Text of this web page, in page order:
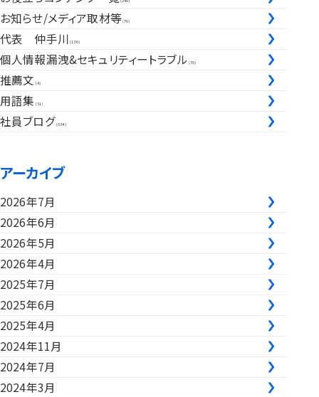
お知らせ/メディア取材等(70)
代表 仲手川 (136)
個人情報漏洩&セキュリティートラブル (35)
推薦文 (4)
用語集 (51)
社員ブログ(534)
アーカイブ
2026年7月
2026年6月
2026年5月
2026年4月
2025年7月
2025年6月
2025年4月
2024年11月
2024年7月
2024年3月